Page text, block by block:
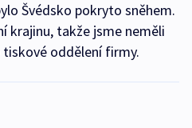
Švédsko pokryto sněhem.
krajinu, takže jsme neměli
oddělení firmy.